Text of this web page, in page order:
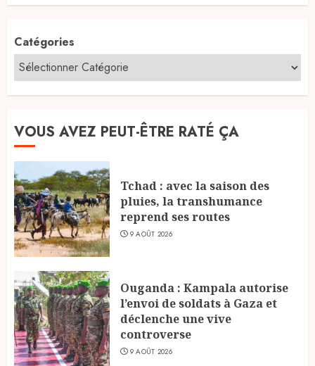
Catégories
VOUS AVEZ PEUT-ÊTRE RATÉ ÇA
Tchad : avec la saison des
pluies, la transhumance
reprend ses routes
9 AOÛT 2026
Ouganda : Kampala autorise
l’envoi de soldats à Gaza et
déclenche une vive
controverse
9 AOÛT 2026